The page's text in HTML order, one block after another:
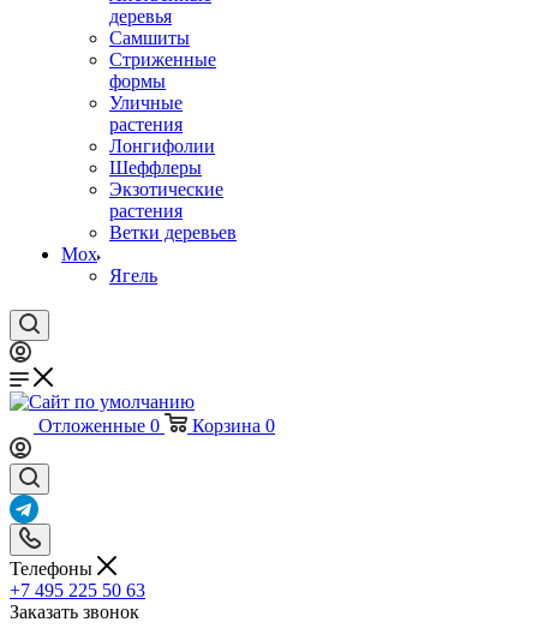
деревья
Самшиты
Стриженные
формы
Уличные
растения
Лонгифолии
Шеффлеры
Экзотические
растения
Ветки деревьев
Мох
Ягель
Отложенные 0 Корзина 0
Телефоны
+7 495 225 50 63
Заказать звонок